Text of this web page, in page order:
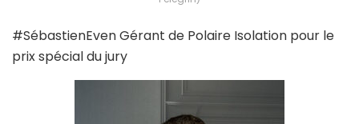
#SébastienEven Gérant de Polaire Isolation pour le
prix spécial du jury